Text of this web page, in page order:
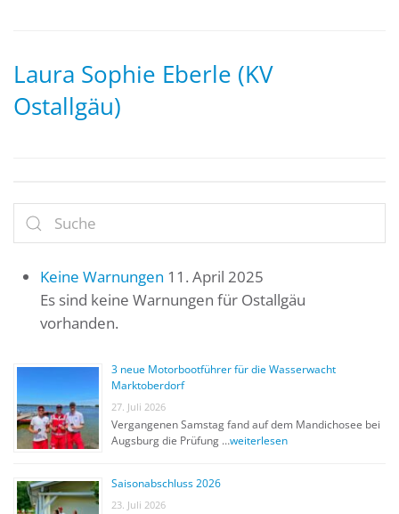
Laura Sophie Eberle (KV
Ostallgäu)
Keine Warnungen 11. April 2025
Es sind keine Warnungen für Ostallgäu
vorhanden.
3 neue Motorbootführer für die Wasserwacht
Marktoberdorf
27. Juli 2026
Vergangenen Samstag fand auf dem Mandichosee bei
Augsburg die Prüfung …weiterlesen
Saisonabschluss 2026
23. Juli 2026